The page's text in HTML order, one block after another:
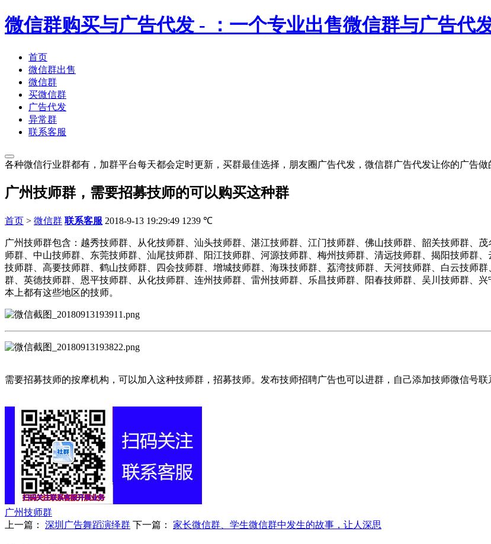
微信群购买与广告代发 - ：一个专业出售微信群与广告代
首页
微信群出售
微信群
买微信群
广告代发
异常群
联系客服
各种微信行业群都有，加群平台每天都会定时更新，买群最佳选择，朋友圈广告代发，微信群广告代发让你的广告做
广州技师群，需要招募技师的可以购买这种群
首页 > 微信群 联系客服 2018-9-13 19:29:49 1239 ℃
广州技师群包含：越秀技师群、从化技师群、汕头技师群、湛江技师群、江门技师群、佛山技师群、韶关技师群、
师群、中山技师群、东莞技师群、汕尾技师群、阳江技师群、河源技师群、梅州技师群、清远技师群、揭阳技师群
技师群、高要技师群、鹤山技师群、四会技师群、增城技师群、海珠技师群、荔湾技师群、天河技师群、白云技师
群、英德技师群、恩平技师群、从化技师群、连州技师群、雷州技师群、乐昌技师群、阳春技师群、吴川技师群、
本上都有这些地区的技师。
需要招募技师的按摩机构，可以加入这种技师群，招募技师。发布技师招聘广告也可以进群，自己添加技师微信号联
广州技师群
上一篇： 深圳广告舞蹈演绎群 下一篇： 家长微信群、学生微信群中发生的故事，让人深思